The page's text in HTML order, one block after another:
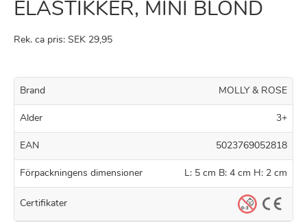
ELASTIKKER, MINI BLOND
Rek. ca pris: SEK 29,95
Brand MOLLY & ROSE
Alder 3+
EAN 5023769052818
Förpackningens dimensioner L: 5 cm B: 4 cm H: 2 cm
Certifikater